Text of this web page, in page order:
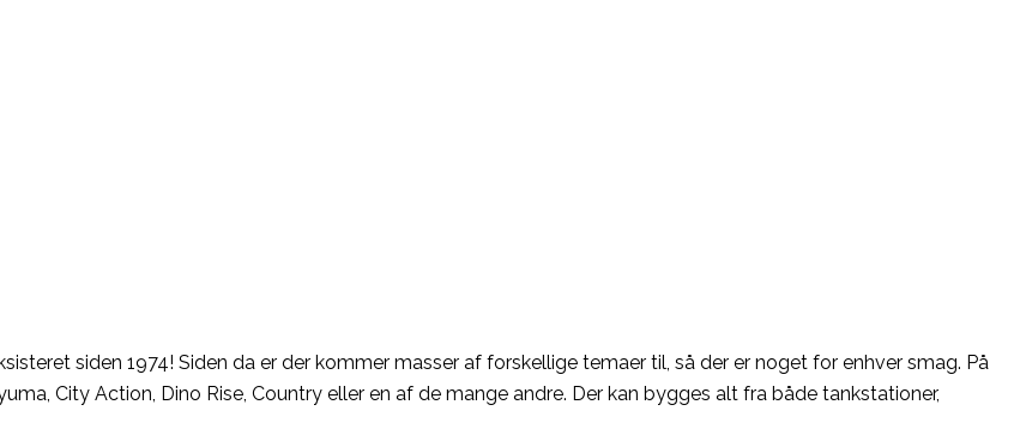
siden 1974! Siden da er der kommer masser af forskellige temaer til, så der er noget for enhver smag. På
City Action, Dino Rise, Country eller en af de mange andre. Der kan bygges alt fra både tankstationer,